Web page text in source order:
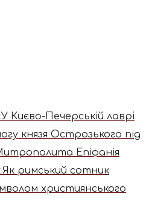
У Києво-Печерській лаврі
князя Острозького під
Епіфанія
Як римський сотник
християнського